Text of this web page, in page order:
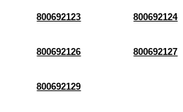
800692123 800692124
800692126 800692127
800692129